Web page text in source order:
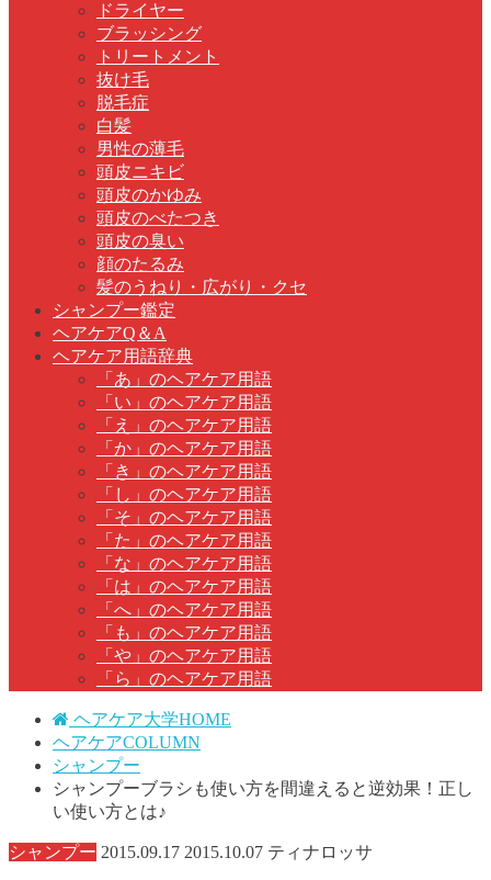
ドライヤー
ブラッシング
トリートメント
抜け毛
脱毛症
白髪
男性の薄毛
頭皮ニキビ
頭皮のかゆみ
頭皮のべたつき
頭皮の臭い
顔のたるみ
髪のうねり・広がり・クセ
シャンプー鑑定
ヘアケアQ＆A
ヘアケア用語辞典
「あ」のヘアケア用語
「い」のヘアケア用語
「え」のヘアケア用語
「か」のヘアケア用語
「き」のヘアケア用語
「し」のヘアケア用語
「そ」のヘアケア用語
「た」のヘアケア用語
「な」のヘアケア用語
「は」のヘアケア用語
「へ」のヘアケア用語
「も」のヘアケア用語
「や」のヘアケア用語
「ら」のヘアケア用語
ヘアケア大学HOME
ヘアケアCOLUMN
シャンプー
シャンプーブラシも使い方を間違えると逆効果！正し
い使い方とは♪
シャンプー 2015.09.17 2015.10.07 ティナロッサ